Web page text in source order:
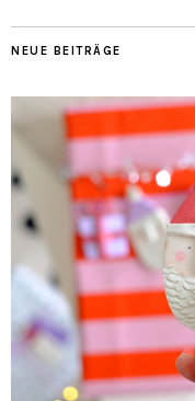
NEUE BEITRÄGE